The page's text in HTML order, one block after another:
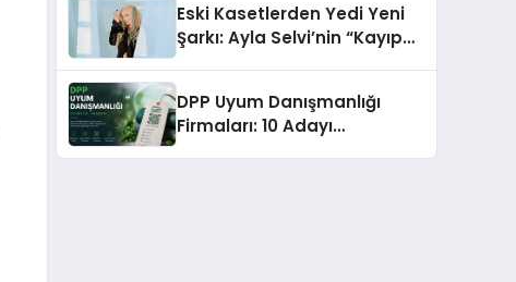
Eski Kasetlerden Yedi Yeni
Şarkı: Ayla Selvi’nin “Kayıp
DPP Uyum Danışmanlığı
Firmaları: 10 Adayı